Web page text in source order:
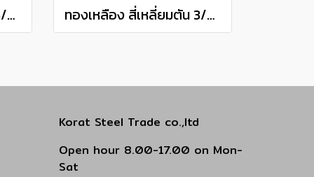
ทองเหลือง สี่เหลี่ยมตัน 5/8" Brass Square Bar แบ่งขายความยาว 10 เซนติเมตร ทองเหลือง สี่เหลี่ยมตัน 3/4" Brass Square Bar แบ่งขายความยาว 10 เซนติเมตร
Korat Steel Trade co.,ltd
Open hour 8.00-17.00 on Mon-
Sat